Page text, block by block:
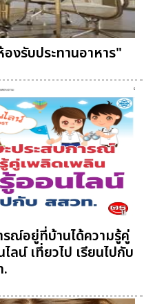
งรับประทานอาหาร"
ณ์อยู่ที่บ้านได้ความรู้คู่
ลน์ เที่ยวไป เรียนไปกับ